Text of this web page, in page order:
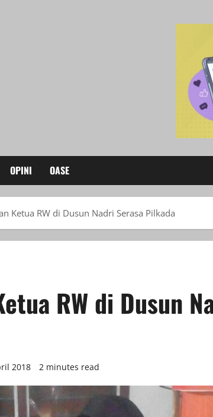
OPINI OASE
Ketua RW di Dusun Nadri Serasa Pilkada
RW di Dusun
2018 2 minutes read